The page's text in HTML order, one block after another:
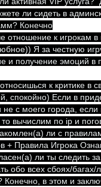
ли сидеть в
Конечно
отношение к игрокам
Я за честную
и получение эмоций в
к критике в
спокойно) Если в
не с моего города,
то вычислим по ip и
ли с
+ Правила Игрока
ли ты следить
обо всех сбоях/багах/
Конечно, в этом и